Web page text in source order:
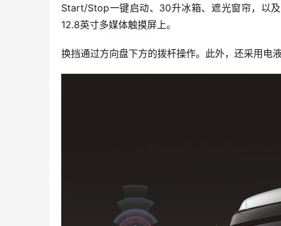
Start/Stop一键启动、30升冰箱、遮光窗帘，以
12.8英寸多媒体触摸屏上。
换挡通过方向盘下方的拨杆操作。此外，还采用电